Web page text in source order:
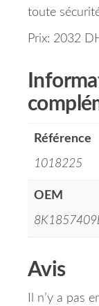
toute
Prix: 2032
Référence
1018225
OEM
Avis
Il n’y a pas